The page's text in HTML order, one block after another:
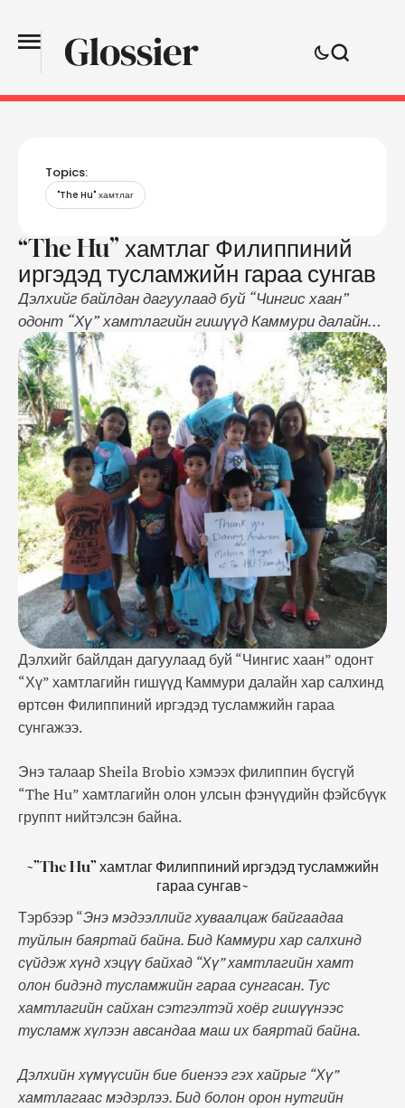
Topics:
"The Hu" хамтлаг
“The Hu” хамтлаг Филиппиний
иргэдэд тусламжийн гараа сунгав
Дэлхийг байлдан дагуулаад буй “Чингис хаан”
одонт “Хү” хамтлагийн гишүүд Каммури далайн
хар салхинд өртсөн Филиппиний иргэдэд
тусламжийн гараа сунгажээ. Энэ талаар Sheila
Brobio хэмээх филиппин бүсгүй “The Hu”
хамтлагийн олон улсын фэнүүдийн фэйсбүүк
группт нийтэлсэн байна. ~"The Hu" хамтлаг
Филиппиний иргэдэд тусламжийн гараа сунгав~
Тэрбээр “Энэ мэдээллийг хуваалцаж байгаадаа
туйлын баяртай байна. Бид Каммури …
Дэлхийг байлдан дагуулаад буй “Чингис хаан” одонт
“Хү” хамтлагийн гишүүд Каммури далайн хар салхинд
өртсөн Филиппиний иргэдэд тусламжийн гараа
сунгажээ.
Энэ талаар Sheila Brobio хэмээх филиппин бүсгүй
“The Hu” хамтлагийн олон улсын фэнүүдийн фэйсбүүк
группт нийтэлсэн байна.
~”The Hu” хамтлаг Филиппиний иргэдэд тусламжийн
гараа сунгав~
Тэрбээр “Энэ мэдээллийг хуваалцаж байгаадаа
туйлын баяртай байна. Бид Каммури хар салхинд
сүйдэж хүнд хэцүү байхад “Хү” хамтлагийн хамт
олон бидэнд тусламжийн гараа сунгасан. Тус
хамтлагийн сайхан сэтгэлтэй хоёр гишүүнээс
тусламж хүлээн авсандаа маш их баяртай байна.
Дэлхийн хүмүүсийн бие биенээ гэх хайрыг “Хү”
хамтлагаас мэдэрлээ. Бид болон орон нутгийн